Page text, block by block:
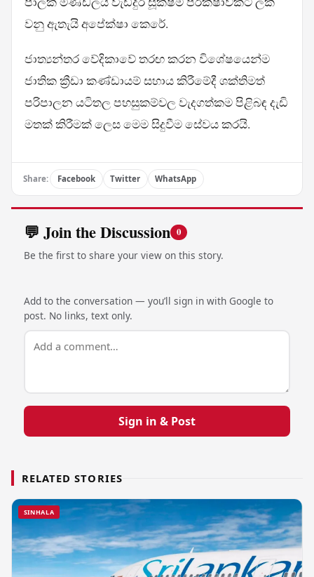
වනු ඇතැයි අපේක්ෂා කෙරේ.
ජාත්‍යන්තර වේදිකාවේ තරඟ කරන විශේෂයෙන්ම
ජාතික ක්‍රීඩා කණ්ඩායම් සහාය කිරීමේදී ශක්තිමත්
පරිපාලන යටිතල පහසුකම්වල වැදගත්කම පිළිබඳ දැඩි
මතක් කිරීමක් ලෙස මෙම සිදුවීම සේවය කරයි.
Share: Facebook Twitter WhatsApp
💬 Join the Discussion 0
Be the first to share your view on this story.
Add to the conversation — you’ll sign in with Google to
post. No links, text only.
Sign in & Post
RELATED STORIES
SINHALA